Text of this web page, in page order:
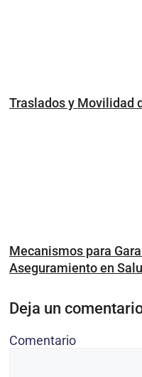
Traslados y Movilidad
Mecanismos para
Aseguramiento en
Deja un
Comentario